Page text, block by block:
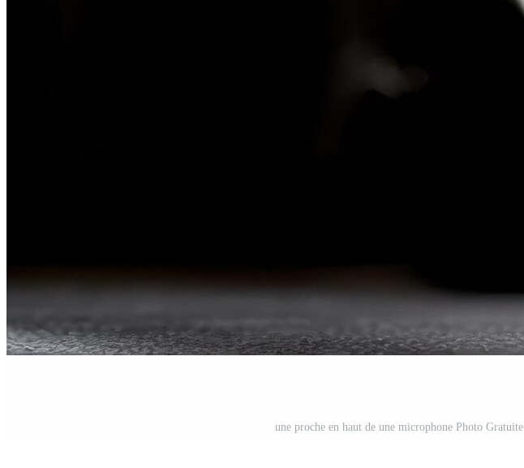
une proche en haut de une microphone Photo Gratuite